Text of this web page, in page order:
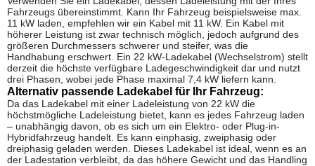
Fahrzeugs übereinstimmt. Kann Ihr Fahrzeug beispielsweise max.
11 kW laden, empfehlen wir ein Kabel mit 11 kW. Ein Kabel mit
höherer Leistung ist zwar technisch möglich, jedoch aufgrund des
größeren Durchmessers schwerer und steifer, was die
Handhabung erschwert. Ein 22 kW-Ladekabel (Wechselstrom) stellt
derzeit die höchste verfügbare Ladegeschwindigkeit dar und nutzt
drei Phasen, wobei jede Phase maximal 7,4 kW liefern kann.
Alternativ passende Ladekabel für Ihr Fahrzeug:
Da das Ladekabel mit einer Ladeleistung von 22 kW die
höchstmögliche Ladeleistung bietet, kann es jedes Fahrzeug laden
– unabhängig davon, ob es sich um ein Elektro- oder Plug-in-
Hybridfahrzeug handelt. Es kann einphasig, zweiphasig oder
dreiphasig geladen werden. Dieses Ladekabel ist ideal, wenn es an
der Ladestation verbleibt, da das höhere Gewicht und das Handling